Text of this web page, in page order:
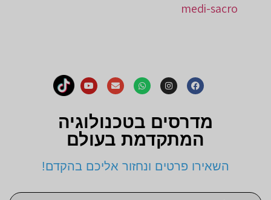
medi-sacro
מדרסים בטכנולוגיה
המתקדמת בעולם
השאירו פרטים ונחזור אליכם בהקדם!